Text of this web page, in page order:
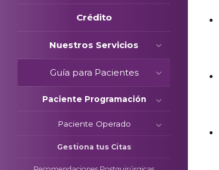
Crédito
Nuestros Servicios
Guía para Pacientes
Paciente Programación
Paciente Operado
Gestiona tus Citas